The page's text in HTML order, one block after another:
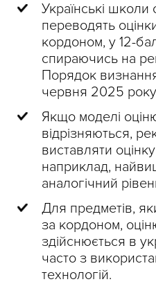
Українські школи
переводять
кордоном, у 12-
спираючись на
Порядок
червня 2025
Якщо моделі
відрізняються,
виставляти
наприклад,
аналогічний
Для предметів,
за кордоном,
здійснюється в
часто з
технологій.